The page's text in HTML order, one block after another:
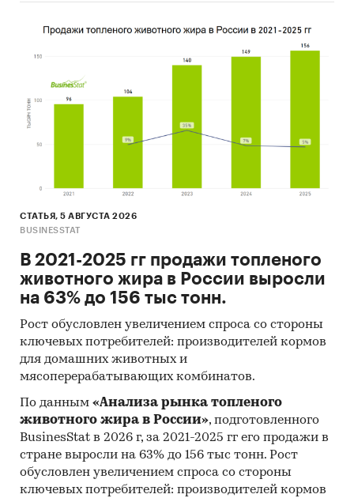
СТАТЬЯ, 5 АВГУСТА 2026
BUSINESSTAT
В 2021-2025 гг продажи топленого
животного жира в России выросли
на 63% до 156 тыс тонн.
Рост обусловлен увеличением спроса со стороны
ключевых потребителей: производителей кормов
для домашних животных и
мясоперерабатывающих комбинатов.
По данным «Анализа рынка топленого
животного жира в России», подготовленного
BusinesStat в 2026 г, за 2021-2025 гг его продажи в
стране выросли на 63% до 156 тыс тонн. Рост
обусловлен увеличением спроса со стороны
ключевых потребителей: производителей кормов